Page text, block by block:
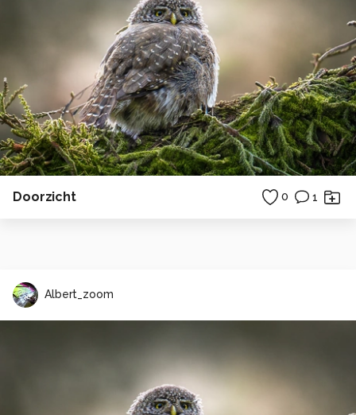
Doorzicht 0 1
Albert_zoom